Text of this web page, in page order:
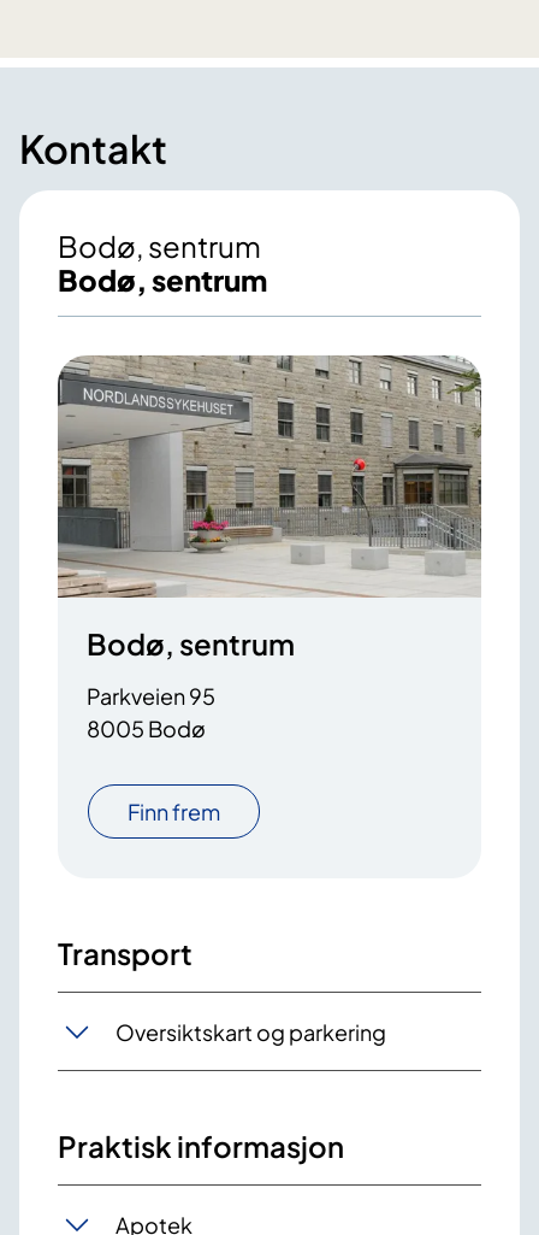
Kontakt
Bodø, sentrum
Bodø, sentrum
Bodø, sentrum
Parkveien 95
8005 Bodø
Finn frem
Transport
Oversiktskart og parkering
Praktisk informasjon
Apotek